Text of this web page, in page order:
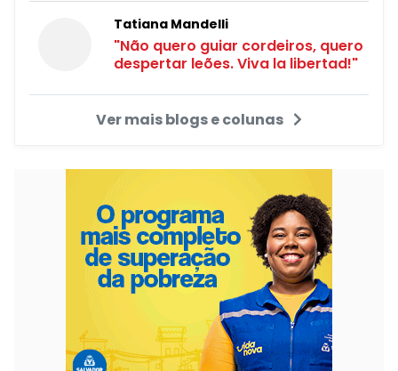
Tatiana Mandelli
"Não quero guiar cordeiros, quero
despertar leões. Viva la libertad!"
Ver mais blogs e colunas